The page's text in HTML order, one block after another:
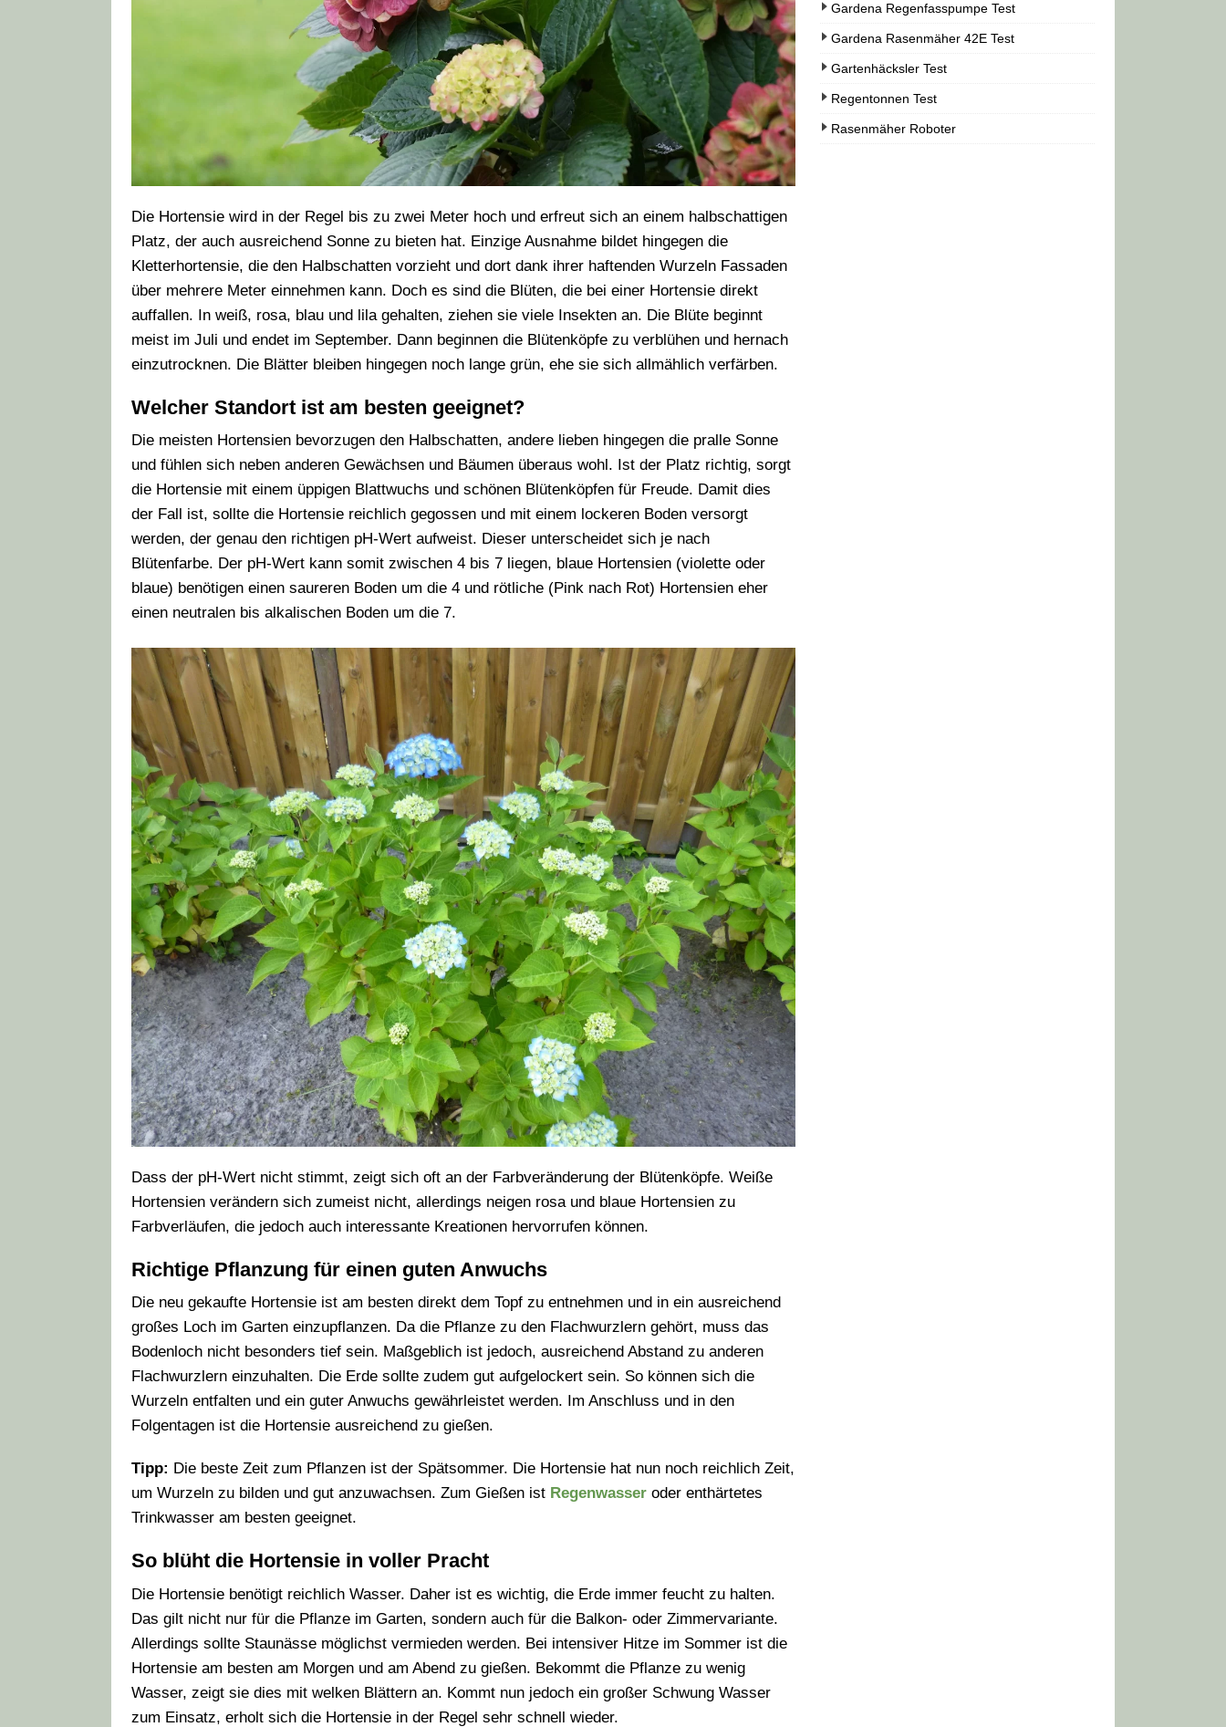
Die Hortensie wird in der Regel bis zu zwei Meter hoch und erfreut sich an einem halbschattigen
Platz, der auch ausreichend Sonne zu bieten hat. Einzige Ausnahme bildet hingegen die
Kletterhortensie, die den Halbschatten vorzieht und dort dank ihrer haftenden Wurzeln Fassaden
über mehrere Meter einnehmen kann. Doch es sind die Blüten, die bei einer Hortensie direkt
auffallen. In weiß, rosa, blau und lila gehalten, ziehen sie viele Insekten an. Die Blüte beginnt
meist im Juli und endet im September. Dann beginnen die Blütenköpfe zu verblühen und hernach
einzutrocknen. Die Blätter bleiben hingegen noch lange grün, ehe sie sich allmählich verfärben.
Welcher Standort ist am besten geeignet?
Die meisten Hortensien bevorzugen den Halbschatten, andere lieben hingegen die pralle Sonne
und fühlen sich neben anderen Gewächsen und Bäumen überaus wohl. Ist der Platz richtig, sorgt
die Hortensie mit einem üppigen Blattwuchs und schönen Blütenköpfen für Freude. Damit dies
der Fall ist, sollte die Hortensie reichlich gegossen und mit einem lockeren Boden versorgt
werden, der genau den richtigen pH-Wert aufweist. Dieser unterscheidet sich je nach
Blütenfarbe. Der pH-Wert kann somit zwischen 4 bis 7 liegen, blaue Hortensien (violette oder
blaue) benötigen einen saureren Boden um die 4 und rötliche (Pink nach Rot) Hortensien eher
einen neutralen bis alkalischen Boden um die 7.
Dass der pH-Wert nicht stimmt, zeigt sich oft an der Farbveränderung der Blütenköpfe. Weiße
Hortensien verändern sich zumeist nicht, allerdings neigen rosa und blaue Hortensien zu
Farbverläufen, die jedoch auch interessante Kreationen hervorrufen können.
Richtige Pflanzung für einen guten Anwuchs
Die neu gekaufte Hortensie ist am besten direkt dem Topf zu entnehmen und in ein ausreichend
großes Loch im Garten einzupflanzen. Da die Pflanze zu den Flachwurzlern gehört, muss das
Bodenloch nicht besonders tief sein. Maßgeblich ist jedoch, ausreichend Abstand zu anderen
Flachwurzlern einzuhalten. Die Erde sollte zudem gut aufgelockert sein. So können sich die
Wurzeln entfalten und ein guter Anwuchs gewährleistet werden. Im Anschluss und in den
Folgentagen ist die Hortensie ausreichend zu gießen.
Tipp: Die beste Zeit zum Pflanzen ist der Spätsommer. Die Hortensie hat nun noch reichlich Zeit,
um Wurzeln zu bilden und gut anzuwachsen. Zum Gießen ist Regenwasser oder enthärtetes
Trinkwasser am besten geeignet.
So blüht die Hortensie in voller Pracht
Die Hortensie benötigt reichlich Wasser. Daher ist es wichtig, die Erde immer feucht zu halten.
Das gilt nicht nur für die Pflanze im Garten, sondern auch für die Balkon- oder Zimmervariante.
Allerdings sollte Staunässe möglichst vermieden werden. Bei intensiver Hitze im Sommer ist die
Hortensie am besten am Morgen und am Abend zu gießen. Bekommt die Pflanze zu wenig
Wasser, zeigt sie dies mit welken Blättern an. Kommt nun jedoch ein großer Schwung Wasser
zum Einsatz, erholt sich die Hortensie in der Regel sehr schnell wieder.
Gardena Regenfasspumpe Test
Gardena Rasenmäher 42E Test
Gartenhäcksler Test
Regentonnen Test
Rasenmäher Roboter